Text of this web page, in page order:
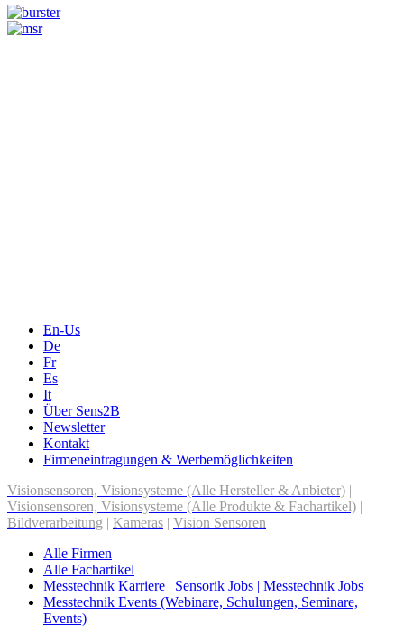
En-Us
De
Fr
Es
It
Über Sens2B
Newsletter
Kontakt
Firmeneintragungen & Werbemöglichkeiten
Visionsensoren, Visionsysteme (Alle Hersteller & Anbieter) |
Visionsensoren, Visionsysteme (Alle Produkte & Fachartikel) |
Bildverarbeitung | Kameras | Vision Sensoren
Alle Firmen
Alle Fachartikel
Messtechnik Karriere | Sensorik Jobs | Messtechnik Jobs
Messtechnik Events (Webinare, Schulungen, Seminare,
Events)